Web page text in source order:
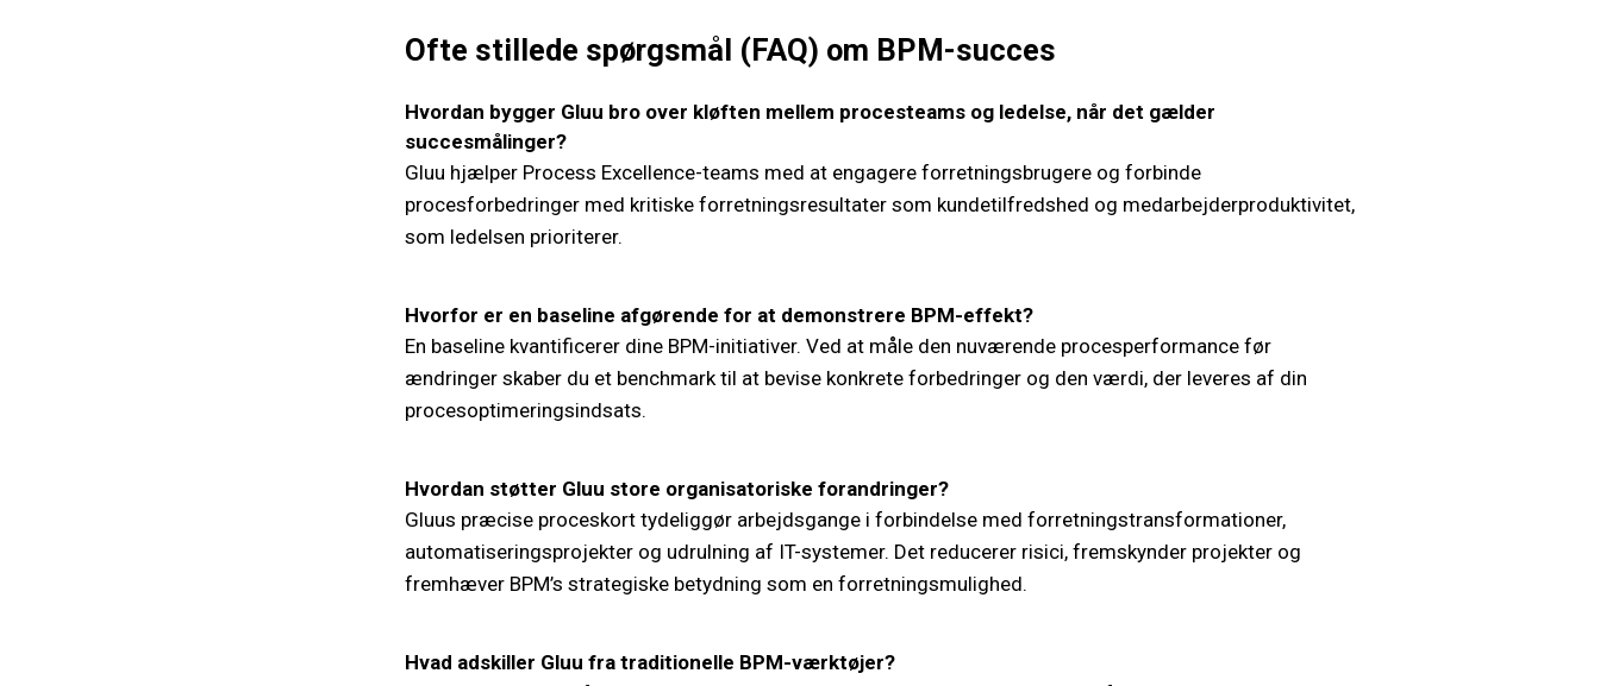
Ofte stillede spørgsmål (FAQ) om BPM-succes
Hvordan bygger Gluu bro over kløften mellem procesteams og ledelse, når det gælder
succesmålinger?
Gluu hjælper Process Excellence-teams med at engagere forretningsbrugere og forbinde
procesforbedringer med kritiske forretningsresultater som kundetilfredshed og medarbejderproduktivitet,
som ledelsen prioriterer.
Hvorfor er en baseline afgørende for at demonstrere BPM-effekt?
En baseline kvantificerer dine BPM-initiativer. Ved at måle den nuværende procesperformance før
ændringer skaber du et benchmark til at bevise konkrete forbedringer og den værdi, der leveres af din
procesoptimeringsindsats.
Hvordan støtter Gluu store organisatoriske forandringer?
Gluus præcise proceskort tydeliggør arbejdsgange i forbindelse med forretningstransformationer,
automatiseringsprojekter og udrulning af IT-systemer. Det reducerer risici, fremskynder projekter og
fremhæver BPM’s strategiske betydning som en forretningsmulighed.
Hvad adskiller Gluu fra traditionelle BPM-værktøjer?